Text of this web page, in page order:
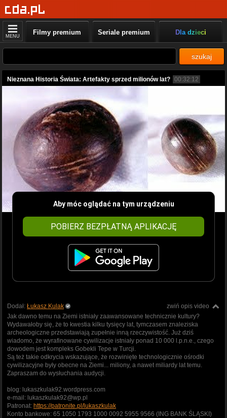
MENU Filmy premium Seriale premium Dla dzieci
szukaj
Nieznana Historia Świata: Artefakty sprzed milionów lat? 00:32:12
Aby móc oglądać na tym urządzeniu
POBIERZ BEZPŁATNĄ APLIKACJĘ
zwiń opis video
Dodał: Łukasz Kulak
Jak dawno temu na Ziemi istniały zaawansowane technicznie kultury?
Wydawałoby się, że to kwestia kilku tysięcy lat, tymczasem znaleziska
archeologiczne przedstawiają zupełnie inną rzeczywistość. Już dziś
wiadomo, że wyrafinowane cywilizacje istniały ponad 10 000 l.p.n.e., czego
dowodem jest kompleks Gobekli Tepe w Turcji.
Są też takie odkrycia wskazujące, że rozwinięte technologicznie ośrodki
cywilizacyjne były obecne na Ziemi... miliony, a nawet miliardy lat temu.
Zapraszam do wysłuchania audycji.
blog: lukaszkulak92.wordpress.com
e-mail: lukaszkulak92@wp.pl
Patronat: https://patronite.pl/lukaszkulak
Konto bankowe: 65 1050 1793 1000 0092 5955 9566 (ING BANK ŚLĄSKI)